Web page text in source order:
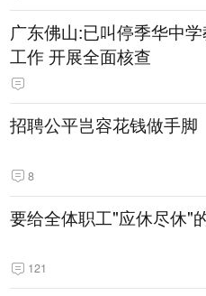
广东佛山:已叫停季华中
工作 开展全面核查
招聘公平岂容花钱做手脚
8
要给全体职工"应休尽休"
121